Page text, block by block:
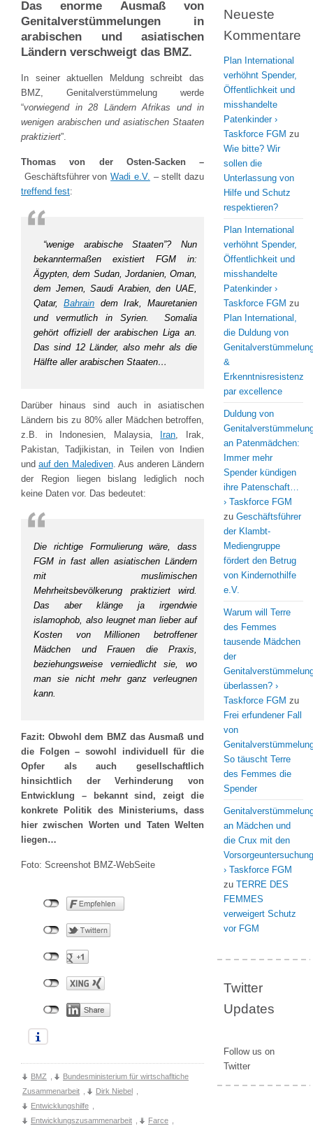
Das enorme Ausmaß von
Genitalverstümmelungen in
arabischen und asiatischen
Ländern verschweigt das BMZ.
In seiner aktuellen Meldung schreibt das
BMZ, Genitalverstümmelung werde
“vorwiegend in 28 Ländern Afrikas und in
wenigen arabischen und asiatischen Staaten
praktiziert”.
Thomas von der Osten-Sacken –
Geschäftsführer vonWadi e.V. – stellt dazu
treffend fest:
“wenige arabische Staaten”? Nun
bekanntermaßen existiert FGM in:
Ägypten, dem Sudan, Jordanien, Oman,
dem Jemen, Saudi Arabien, den UAE,
Qatar,Bahrain dem Irak, Mauretanien
und vermutlich in Syrien. Somalia
gehört offiziell der arabischen Liga an.
Das sind 12 Länder, also mehr als die
Hälfte aller arabischen Staaten…
Darüber hinaus sind auch in asiatischen
Ländern bis zu 80% aller Mädchen betroffen,
z.B. in Indonesien, Malaysia, Iran , Irak,
Pakistan, Tadjikistan, in Teilen von Indien
undauf den Malediven. Aus anderen Ländern
der Region liegen bislang lediglich noch
keine Daten vor. Das bedeutet:
Die richtige Formulierung wäre, dass
FGM in fast allen asiatischen Ländern
mit muslimischen
Mehrheitsbevölkerung praktiziert wird.
Das aber klänge ja irgendwie
islamophob, also leugnet man lieber auf
Kosten von Millionen betroffener
Mädchen und Frauen die Praxis,
beziehungsweise verniedlicht sie, wo
man sie nicht mehr ganz verleugnen
kann.
Fazit: Obwohl dem BMZ das Ausmaß und
die Folgen – sowohl individuell für die
Opfer als auch gesellschaftlich
hinsichtlich der Verhinderung von
Entwicklung – bekannt sind, zeigt die
konkrete Politik des Ministeriums, dass
hier zwischen Worten und Taten Welten
liegen…
Foto: Screenshot BMZ-WebSeite
BMZ
Bundesministerium für wirtschafltiche
Zusammenarbeit
Dirk Niebel
Entwicklungshilfe
Entwicklungszusammenarbeit
Farce
Neueste
Kommentare
Plan International
verhöhnt Spender,
Öffentlichkeit und
misshandelte
Patenkinder ›
Taskforce FGM zu
Wie bitte? Wir
sollen die
Unterlassung von
Hilfe und Schutz
respektieren?
Plan International
verhöhnt Spender,
Öffentlichkeit und
misshandelte
Patenkinder ›
Taskforce FGM zu
Plan International,
die Duldung von
&
Erkenntnisresistenz
par excellence
Duldung von
an Patenmädchen:
Immer mehr
Spender kündigen
ihre Patenschaft…
› Taskforce FGM
zu Geschäftsführer
der Klambt-
Mediengruppe
fördert den Betrug
von Kindernothilfe
e.V.
Warum will Terre
des Femmes
tausende Mädchen
der
überlassen? ›
Taskforce FGM zu
Frei erfundener Fall
von
So täuscht Terre
des Femmes die
Spender
an Mädchen und
die Crux mit den
› Taskforce FGM
zu TERRE DES
FEMMES
verweigert Schutz
vor FGM
Twitter
Updates
Follow us on
Twitter